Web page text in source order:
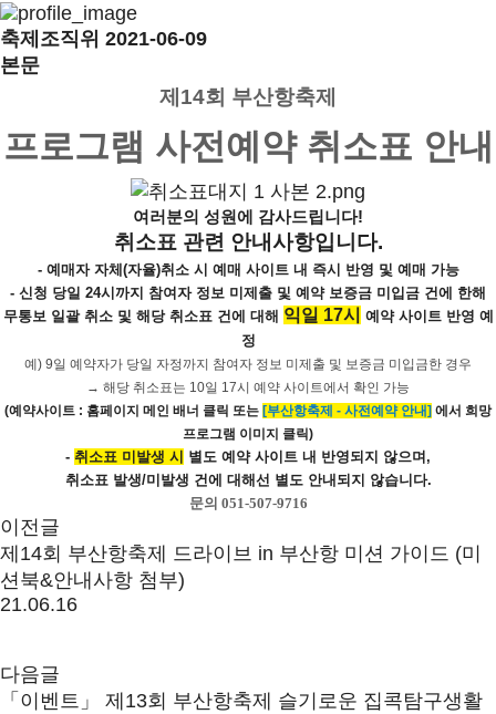
축제조직위 2021-06-09
본문
제14회 부산항축제
프로그램 사전예약 취소표 안내
여러분의 성원에 감사드립니다!
취소표 관련 안내사항입니다.
- 예매자 자체(자율)취소 시 예매 사이트 내 즉시 반영 및 예매 가능
- 신청 당일 24시까지 참여자 정보 미제출 및 예약 보증금 미입금 건 에 한해
무통보 일괄 취소 및 해당 취소표 건에 대해 익일 17시
예약 사이트 반영 예
정
예) 9일 예약자가 당일 자정까지 참여자 정보 미제출 및 보증금 미입금한 경우
→ 해당 취소표는 10일 17시 예약 사이트에서 확인 가능
(예약사이트 : 홈페이지 메인 배너 클릭 또는 [부산항축제 - 사전예약 안내] 에서 희망
프로그램 이미지 클릭)
- 취소표 미발생 시 별도 예약 사이트 내 반영되지 않으며,
취소표 발생/미발생 건에 대해선 별도 안내되지 않습니다.
문의 051-507-9716
이전글
제14회 부산항축제 드라이브 in 부산항 미션 가이드 (미
션북&안내사항 첨부)
21.06.16
다음글
「이벤트」 제13회 부산항축제 슬기로운 집콕탐구생활